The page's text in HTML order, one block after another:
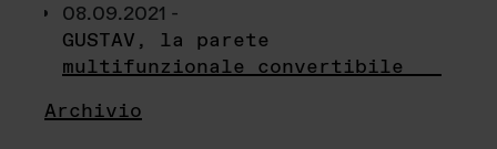
08.09.2021 -
GUSTAV, la parete
multifunzionale convertibile
Archivio